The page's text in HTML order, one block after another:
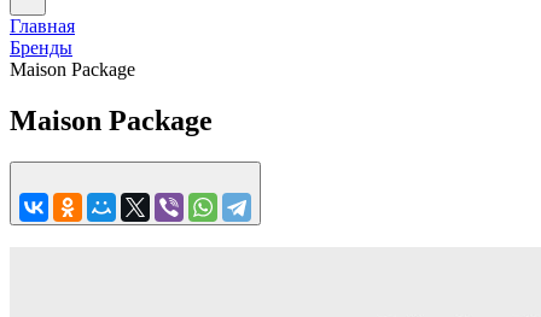
Главная
Бренды
Maison Package
Maison Package